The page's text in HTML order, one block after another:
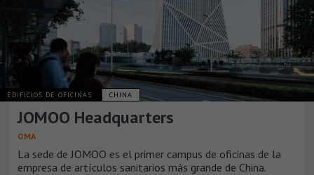
EDIFICIOS DE OFICINAS CHINA
JOMOO Headquarters
OMA
La sede de JOMOO es el primer campus de oficinas de la
empresa de artículos sanitarios más grande de China.